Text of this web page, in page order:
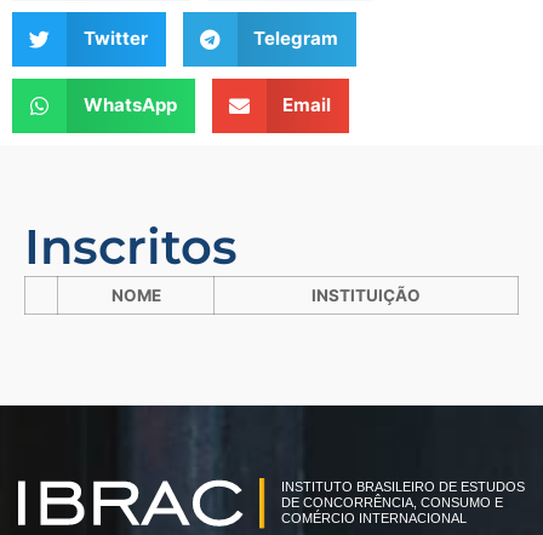
Twitter Telegram
WhatsApp Email
Inscritos
NOME INSTITUIÇÃO